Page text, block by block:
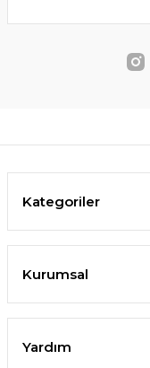
%4
Kategoriler
Kurumsal
Yardım